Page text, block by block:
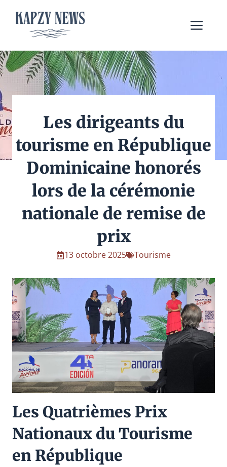
contenu
Les dirigeants du
tourisme en République
Dominicaine honorés
lors de la cérémonie
nationale de remise de
prix
13 octobre 2025 Tourisme
Les Quatrièmes Prix
Nationaux du Tourisme
en République